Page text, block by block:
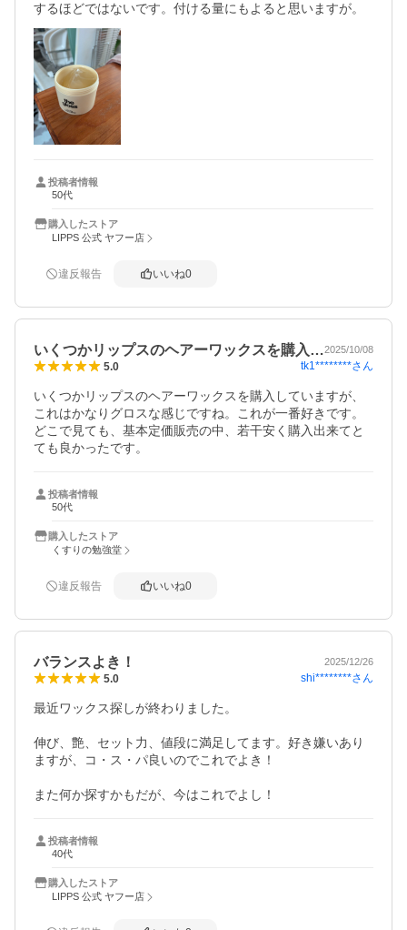
するほどではないです。付ける量にもよると思いますが。
投稿者情報
50代
購入したストア
LIPPS 公式 ヤフー店
違反報告 いいね0
いくつかリップスのヘアーワックスを購入…2025/10/08
5.0 tk1********さん
いくつかリップスのヘアーワックスを購入していますが、
これはかなりグロスな感じですね。これが一番好きです。
どこで見ても、基本定価販売の中、若干安く購入出来てと
ても良かったです。
投稿者情報
50代
購入したストア
くすりの勉強堂
違反報告 いいね0
バランスよき！ 2025/12/26
5.0 shi********さん
最近ワックス探しが終わりました。
伸び、艶、セット力、値段に満足してます。好き嫌いあり
ますが、コ・ス・パ良いのでこれでよき！
また何か探すかもだが、今はこれでよし！
投稿者情報
40代
購入したストア
LIPPS 公式 ヤフー店